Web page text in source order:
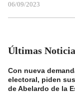
06/09/2023
Últimas
Con nueva
electoral, piden
de Abelardo de la